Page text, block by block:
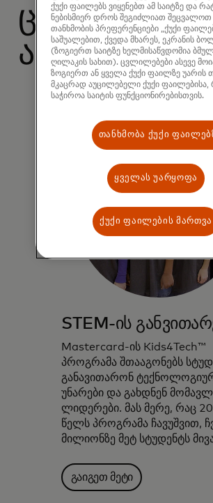
ცვლილებას
ახდენენ
STEM-ის
Mastercard-ის Kids4Tech™
პროგრამა შთააგონებს
განავითარონ
უნარები და გახდნენ
ლიდერები. მას მერე, რაც
წელს პროგრამა ჩავუშვით,
მილიონზე მეტ სტუდენტს
გაიგეთ მეტი
ქუქი ფაილებს ვიყენებთ ამ საიტზე და
ნებისმიერ დროს შეგიძლიათ შეცვალოთ
თანხმობის პრეფერენციები „ქუქი
საშუალებით, ქვედა მხარეს, ეკრანის
(ზოგიერთ საიტზე ხელმისაწვდომია
ღილაკის სახით). ცვლილებები ასევე
ზოგიერთ ან ყველა ქუქი ფაილზე უარის
მკაცრად აუცილებელი ქუქი
საჭიროა საიტის ფუნქციონირებისთვის.
თანხმობა ქუქი
ყველას უარყოფა
ქუქი ფაილების მართვა